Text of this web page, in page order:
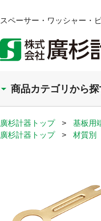
スペーサー・ワッシャー・
商品カテゴリから探
廣杉計器トップ > 基板用
廣杉計器トップ
> 材質別